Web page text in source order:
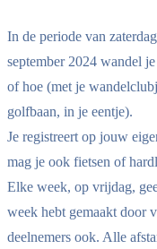
In de periode van
september 2024 wandel
of hoe (met je
golfbaan, in je eentje).
Je registreert op jouw
mag je ook fietsen of
Elke week, op vrijdag,
week hebt gemaakt door
deelnemers ook. Alle